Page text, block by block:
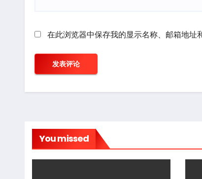
在此浏览器中保存我的显示名称、邮箱地址
You missed